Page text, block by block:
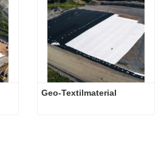
Geo-Textilmaterial